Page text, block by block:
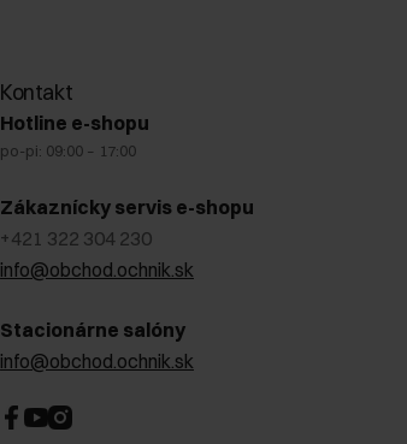
Kontakt
Hotline e-shopu
po-pi: 09:00 – 17:00
Zákaznícky servis e-shopu
+421 322 304 230
info@obchod.ochnik.sk
Stacionárne salóny
info@obchod.ochnik.sk